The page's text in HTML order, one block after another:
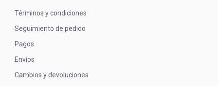
Términos y condiciones
Seguimiento de pedido
Pagos
Envíos
Cambios y devoluciones